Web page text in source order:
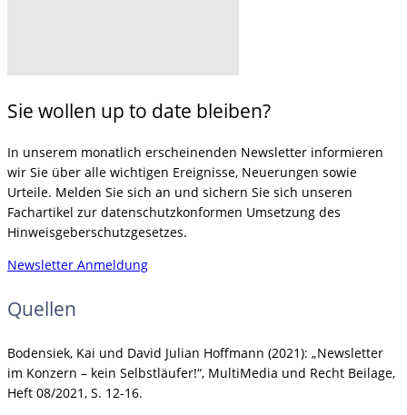
Sie wollen up to date bleiben?
In unserem monatlich erscheinenden Newsletter informieren
wir Sie über alle wichtigen Ereignisse, Neuerungen sowie
Urteile. Melden Sie sich an und sichern Sie sich unseren
Fachartikel zur datenschutzkonformen Umsetzung des
Hinweisgeberschutzgesetzes.
Newsletter Anmeldung
Quellen
Bodensiek, Kai und David Julian Hoffmann (2021): „Newsletter
im Konzern – kein Selbstläufer!“, MultiMedia und Recht Beilage,
Heft 08/2021, S. 12-16.